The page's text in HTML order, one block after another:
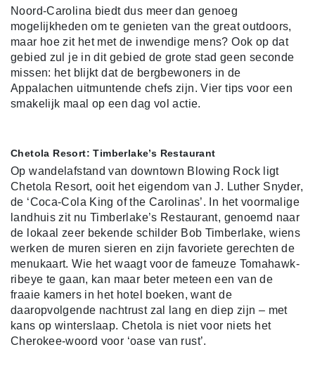
Noord-Carolina biedt dus meer dan genoeg
mogelijkheden om te genieten van the great outdoors,
maar hoe zit het met de inwendige mens? Ook op dat
gebied zul je in dit gebied de grote stad geen seconde
missen: het blijkt dat de bergbewoners in de
Appalachen uitmuntende chefs zijn. Vier tips voor een
smakelijk maal op een dag vol actie.
Chetola Resort: Timberlake’s Restaurant
Op wandelafstand van downtown Blowing Rock ligt
Chetola Resort, ooit het eigendom van J. Luther Snyder,
de ‘Coca-Cola King of the Carolinas’. In het voormalige
landhuis zit nu Timberlake’s Restaurant, genoemd naar
de lokaal zeer bekende schilder Bob Timberlake, wiens
werken de muren sieren en zijn favoriete gerechten de
menukaart. Wie het waagt voor de fameuze Tomahawk-
ribeye te gaan, kan maar beter meteen een van de
fraaie kamers in het hotel boeken, want de
daaropvolgende nachtrust zal lang en diep zijn – met
kans op winterslaap. Chetola is niet voor niets het
Cherokee-woord voor ‘oase van rust’.